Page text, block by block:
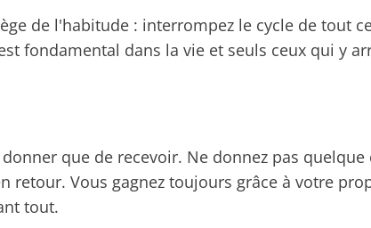
de l'habitude : interrompez le cycle de tout
fondamental dans la vie et seuls ceux qui y
que de recevoir. Ne donnez pas
retour. Vous gagnez toujours grâce à votre
tout.